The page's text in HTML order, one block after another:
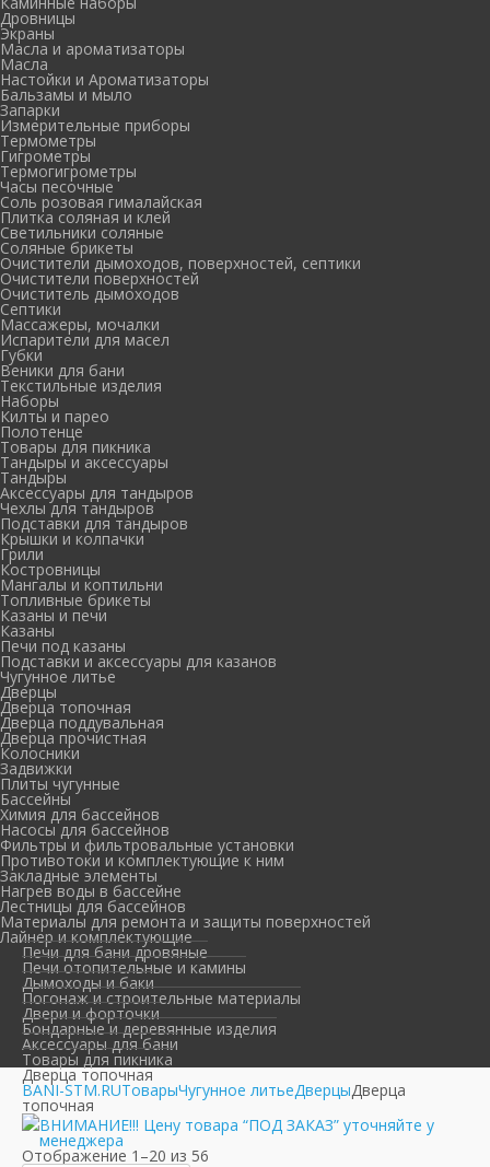
Дровницы
Экраны
Масла и ароматизаторы
Масла
Настойки и Ароматизаторы
Бальзамы и мыло
Запарки
Измерительные приборы
Термометры
Гигрометры
Термогигрометры
Часы песочные
Соль розовая гималайская
Плитка соляная и клей
Светильники соляные
Соляные брикеты
Очистители дымоходов, поверхностей, септики
Очистители поверхностей
Очиститель дымоходов
Септики
Массажеры, мочалки
Испарители для масел
Губки
Веники для бани
Текстильные изделия
Наборы
Килты и парео
Полотенце
Товары для пикника
Тандыры и аксессуары
Тандыры
Аксессуары для тандыров
Чехлы для тандыров
Подставки для тандыров
Крышки и колпачки
Грили
Костровницы
Мангалы и коптильни
Топливные брикеты
Казаны и печи
Казаны
Печи под казаны
Подставки и аксессуары для казанов
Чугунное литье
Дверцы
Дверца топочная
Дверца поддувальная
Дверца прочистная
Колосники
Задвижки
Плиты чугунные
Бассейны
Химия для бассейнов
Насосы для бассейнов
Фильтры и фильтровальные установки
Противотоки и комплектующие к ним
Закладные элементы
Нагрев воды в бассейне
Лестницы для бассейнов
Материалы для ремонта и защиты поверхностей
Лайнер и комплектующие
Печи для бани дровяные
Печи отопительные и камины
Дымоходы и баки
Погонаж и строительные материалы
Двери и форточки
Бондарные и деревянные изделия
Аксессуары для бани
Товары для пикника
Дверца топочная
BANI-STM.RUТоварыЧугунное литьеДверцыДверца
топочная
ВНИМАНИЕ!!! Цену товара “ПОД ЗАКАЗ” уточняйте у
менеджера
Отображение 1–20 из 56